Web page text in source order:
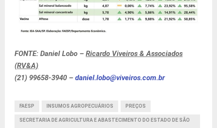
FONTE: Daniel Lobo – Ricardo Viveiros & Associados
(RV&A)
(21) 99658-3940 – daniel.lobo@viveiros.com.br
FAESP INSUMOS AGROPECUÁRIOS PREÇOS
SECRETARIA DE AGRICULTURA E ABASTECIMENTO DO ESTADO DE SÃO